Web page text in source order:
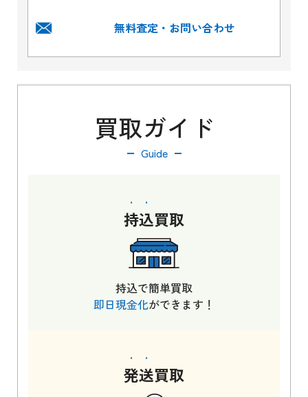
無料査定・お問い合わせ
買取ガイド
Guide
持込買取
持込で簡単買取
即日現金化ができます！
発送買取